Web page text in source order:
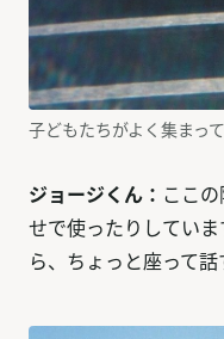
子どもたちがよく集まっ
ジョージくん： ここ
せで使ったりしてい
ら、ちょっと座って話